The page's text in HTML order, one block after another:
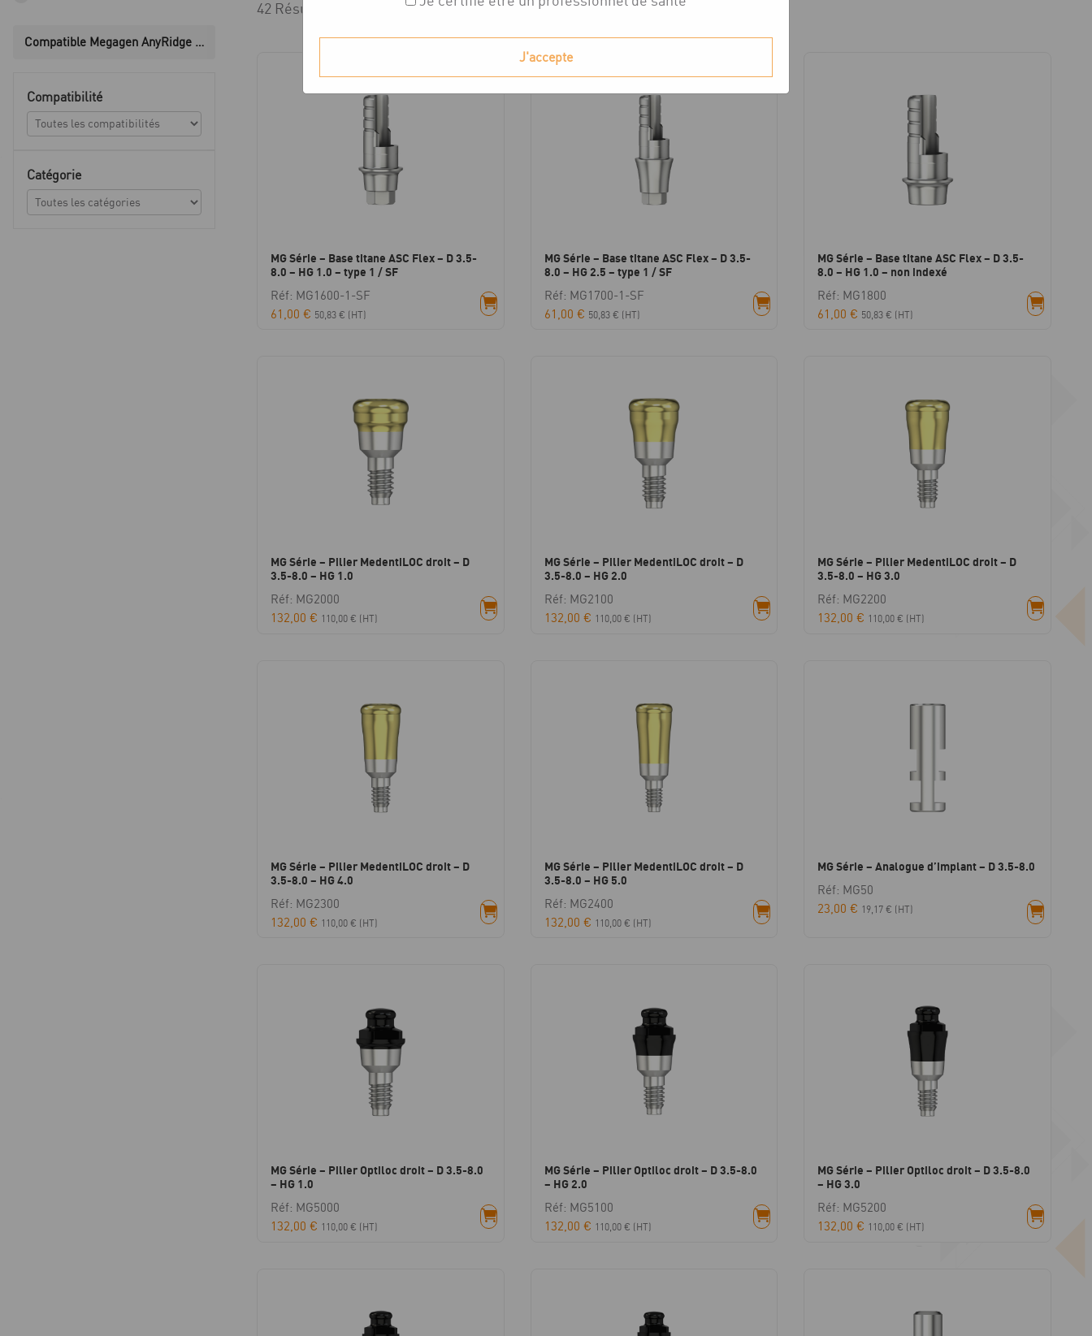
Compatible Megagen AnyRidge MG-System
Compatibilité
Catégorie
42 Résultats affichés
MG Série – Base titane ASC Flex – D 3.5-
8.0 – HG 1.0 – type 1 / SF
Réf: MG1600-1-SF
61,00 € 50,83 € (HT)
MG Série – Base titane ASC Flex – D 3.5-
8.0 – HG 2.5 – type 1 / SF
Réf: MG1700-1-SF
61,00 € 50,83 € (HT)
MG Série – Base titane ASC Flex – D 3.5-
8.0 – HG 1.0 – non indexé
Réf: MG1800
61,00€ 50,83€ (HT)
MG Série – Pilier MedentiLOC droit – D
3.5-8.0 – HG 1.0
Réf: MG2000
132,00 € 110,00 € (HT)
MG Série – Pilier MedentiLOC droit – D
3.5-8.0 – HG 2.0
Réf: MG2100
132,00 € 110,00 € (HT)
MG Série – Pilier MedentiLOC droit – D
3.5-8.0 – HG 3.0
Réf: MG2200
132,00€ 110,00€ (HT)
MG Série – Pilier MedentiLOC droit – D
3.5-8.0 – HG 4.0
Réf: MG2300
132,00 € 110,00 € (HT)
MG Série – Pilier MedentiLOC droit – D
3.5-8.0 – HG 5.0
Réf: MG2400
132,00 € 110,00 € (HT)
MG Série – Analogue d’implant – D 3.5-8.0
Réf: MG50
23,00€ 19,17€ (HT)
MG Série – Pilier Optiloc droit – D 3.5-8.0
– HG 1.0
Réf: MG5000
132,00 € 110,00 € (HT)
MG Série – Pilier Optiloc droit – D 3.5-8.0
– HG 2.0
Réf: MG5100
132,00 € 110,00 € (HT)
MG Série – Pilier Optiloc droit – D 3.5-8.0
– HG 3.0
Réf: MG5200
132,00€ 110,00€ (HT)
J'accepte